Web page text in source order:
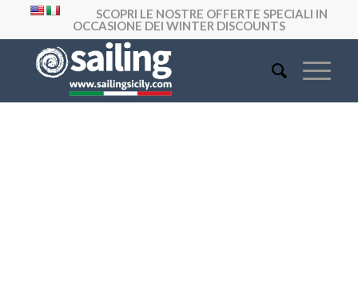
SCOPRI LE NOSTRE OFFERTE SPECIALI IN
OCCASIONE DEI WINTER DISCOUNTS